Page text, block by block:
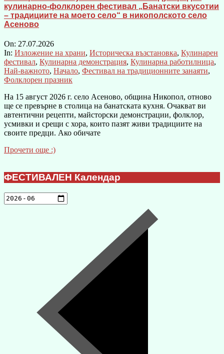
кулинарно-фолклорен фестивал „Банатски вкусотии
– традициите на моето село“ в никополското село
Асеново
On: 27.07.2026
In: Изложение на храни, Историческа възстановка, Кулинарен
фестивал, Кулинарна демонстрация, Кулинарна работилница,
Най-важното, Начало, Фестивал на традиционните занаяти,
Фолклорен празник
На 15 август 2026 г. село Асеново, община Никопол, отново
ще се превърне в столица на банатската кухня. Очакват ви
автентични рецепти, майсторски демонстрации, фолклор,
усмивки и срещи с хора, които пазят живи традициите на
своите предци. Ако обичате
Прочети още :)
ФЕСТИВАЛЕН Календар